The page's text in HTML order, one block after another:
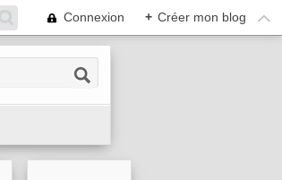
Connexion + Créer mon blog